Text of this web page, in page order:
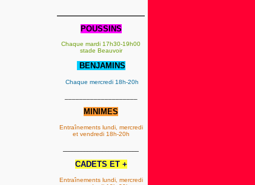
POUSSINS
Chaque mardi 17h30-19h00
stade Beauvoir
BENJAMINS
Chaque mercredi 18h-20h
MINIMES
Entraînements lundi, mercredi
et vendredi 18h-20h
CADETS ET +
Entraînements lundi, mercredi